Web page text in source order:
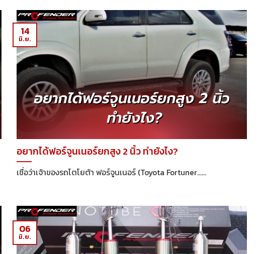
อยากได้ฟอร์จูนเนอร์ยกสูง 2 นิ้ว ทำยังไง?
เชื่อว่าเจ้าของรถโตโยต้า ฟอร์จูนเนอร์​ (Toyota Fortuner......
14
มิ.ย.
06
มิ.ย.